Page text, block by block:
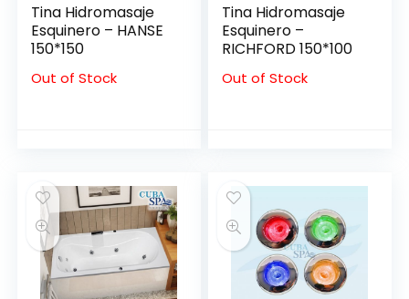
Tina Hidromasaje
Esquinero – HANSE
150*150
Out of Stock
Tina Hidromasaje
Esquinero –
RICHFORD 150*100
Out of Stock